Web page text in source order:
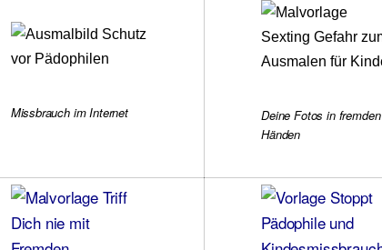
Missbrauch im Internet
Deine Fotos in fremden
Händen